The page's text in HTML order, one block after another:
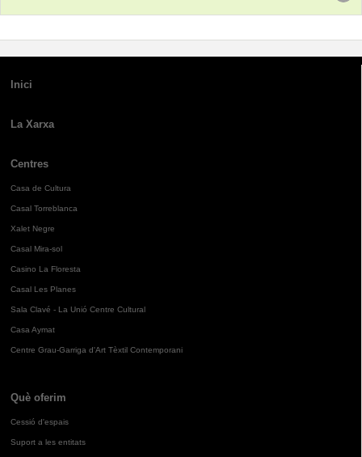
Inici
La Xarxa
Centres
Casa de Cultura
Casal Torreblanca
Xalet Negre
Casal Mira-sol
Casino La Floresta
Casal Les Planes
Sala Clavé - La Unió Centre Cultural
Casa Aymat
Centre Grau-Garriga d'Art Tèxtil Contemporani
Què oferim
Cessió d'espais
Suport a les entitats